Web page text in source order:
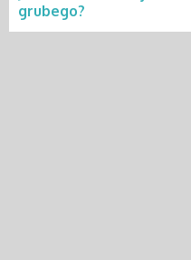
grubego?